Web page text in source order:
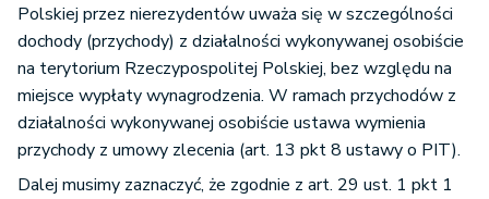
Polskiej przez nierezydentów uważa się w szczególności
dochody (przychody) z działalności wykonywanej osobiście
na terytorium Rzeczypospolitej Polskiej, bez względu na
miejsce wypłaty wynagrodzenia. W ramach przychodów z
działalności wykonywanej osobiście ustawa wymienia
przychody z umowy zlecenia (art. 13 pkt 8 ustawy o PIT).
Dalej musimy zaznaczyć, że zgodnie z art. 29 ust. 1 pkt 1